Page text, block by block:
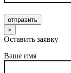
отправить
×
Оставить заявку
Ваше имя